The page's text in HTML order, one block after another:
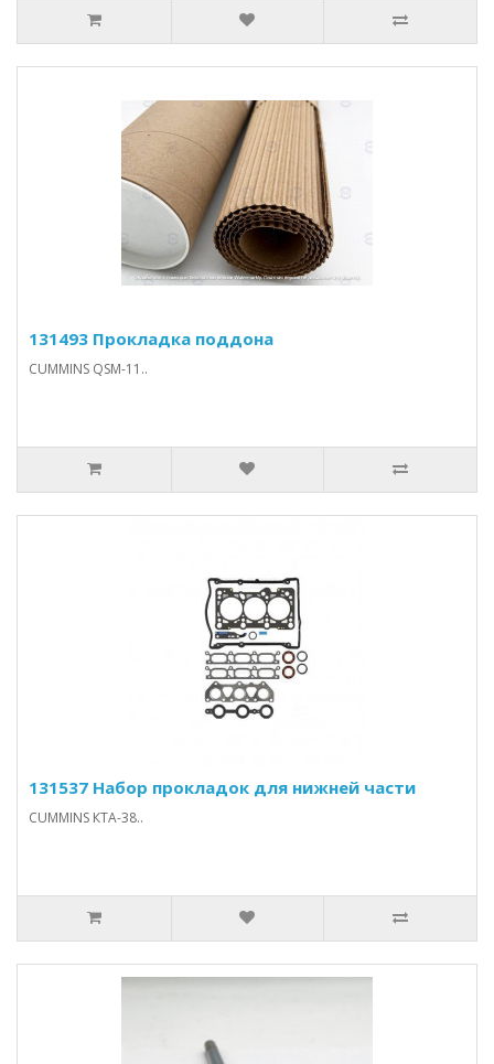
131493 Прокладка поддона
CUMMINS QSM-11..
131537 Набор прокладок для нижней части
CUMMINS КТА-38..